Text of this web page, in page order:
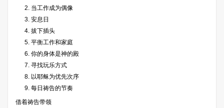
2. 当工作成为偶像
3. 安息日
4. 拔下插头
5. 平衡工作和家庭
6. 你的身体是神的殿
7. 寻找玩乐方式
8. 以耶稣为优先次序
9. 每日祷告的节奏
借着祷告带领